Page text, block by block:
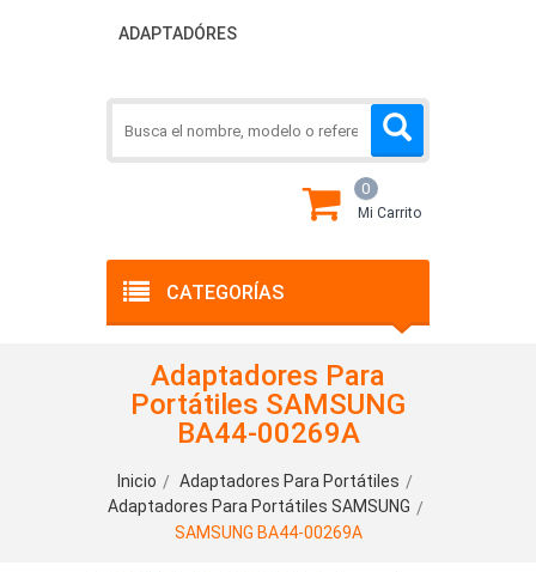
ADAPTADÓRES
CATEGORÍAS
0
Mi Carrito
Adaptadores Para
Portátiles SAMSUNG
BA44-00269A
Inicio
Adaptadores Para Portátiles
Adaptadores Para Portátiles SAMSUNG
SAMSUNG BA44-00269A